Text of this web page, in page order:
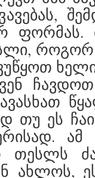
ფორმას.
როგორ
თუ ეს
თესლს
ახლოს,